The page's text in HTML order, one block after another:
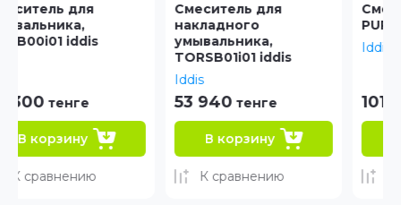
Смеситель для
накладного
умывальника,
53 940
В корзину
К сравнению
Смеситель для кухни,
PURSBPFi05 iddis
Iddis
101 000
В корзину
К сравнению